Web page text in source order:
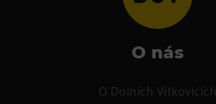
O nás
O Dolních Vítkovicích